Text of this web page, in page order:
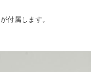
付属します。